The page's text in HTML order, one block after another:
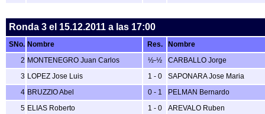
Ronda 3 el 15.12.2011 a las 17:00
SNo. Nombre Res.
Nombre
2 MONTENEGRO Juan Carlos ½-½
CARBALLO Jorge
3 LOPEZ Jose Luis 1 - 0
SAPONARA Jose Maria
4 BRUZZIO Abel 0 - 1
PELMAN Bernardo
5 ELIAS Roberto 1 - 0 AREVALO Ruben